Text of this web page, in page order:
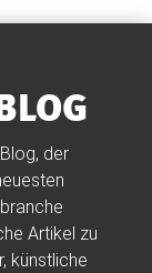
der
Artikel zu
künstliche